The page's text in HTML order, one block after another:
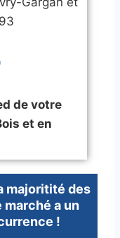
de votre
et en
majoritité des
marché a un
!